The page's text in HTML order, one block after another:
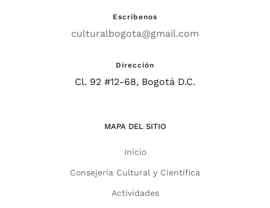
Escríbenos
culturalbogota@gmail.com
Dirección
Cl. 92 #12-68, Bogotá D.C.
MAPA DEL SITIO
Inicio
Consejería Cultural y Científica
Actividades